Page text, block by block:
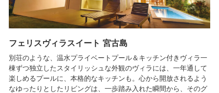
フェリスヴィラスイート 宮古島
別荘のような、温水プライベートプール＆キッチン付きヴィラ一
棟ずつ独立したスタイリッシュな外観のヴィラには、一年通して
楽しめるプールに、本格的なキッチンも。心から開放されるよう
なゆったりとしたリビングは、一歩踏み入れた瞬間から、そのグ